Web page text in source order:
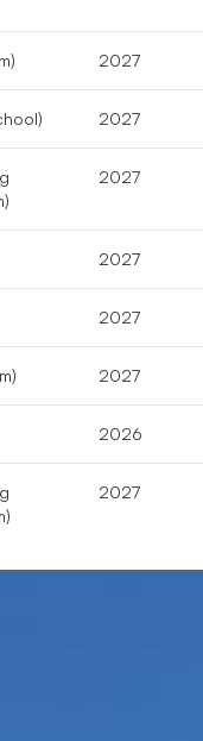
2027
2027
2027
2027
2027
2027
2026
2027